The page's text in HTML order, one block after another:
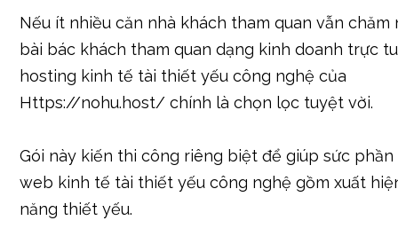
Nếu ít nhiều căn nhà khách tham quan vẫn chăm
bài bác khách tham quan dạng kinh doanh trực
hosting kinh tế tài thiết yếu công nghệ của
Https://nohu.host/ chính là chọn lọc tuyệt vời.
Gói này kiến thi công riêng biệt để giúp sức
web kinh tế tài thiết yếu công nghệ gồm xuất
năng thiết yếu.